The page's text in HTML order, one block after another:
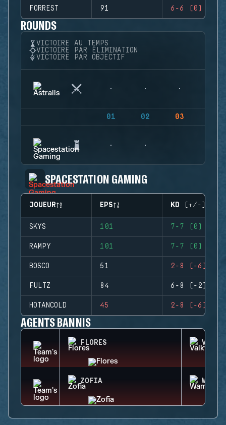
FORREST 91 6-6 (0)
ROUNDS
VICTOIRE AU TEMPS
VICTOIRE PAR ÉLIMINATION
VICTOIRE PAR OBJECTIF
01 02 03
SPACESTATION GAMING
JOUEUR EPS KD (+/-)
SKYS 101 7-7 (0)
RAMPY 101 7-7 (0)
BOSCO 51 2-8 (-6)
FULTZ 84 6-8 (-2)
HOTANCOLD 45 2-8 (-6)
AGENTS BANNIS
FLORES
ZOFIA WAMAI